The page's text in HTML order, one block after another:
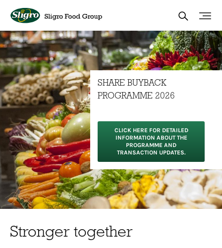
main
content
SHARE BUYBACK
PROGRAMME 2026
CLICK HERE FOR DETAILED
INFORMATION ABOUT THE
PROGRAMME AND
TRANSACTION UPDATES.
Stronger together